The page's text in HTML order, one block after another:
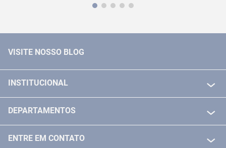
VISITE NOSSO BLOG
INSTITUCIONAL
POLITICA DE TROCA E DEVOLUÇÃO
DEPARTAMENTOS
ENTRE EM CONTATO